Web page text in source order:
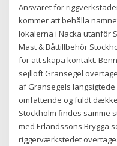
Ansvaret för
kommer att behålla
lokalerna i Nacka utanför
Mast & Båttillbehör
för att skapa kontakt.
sejlloft Gransegel
af Gransegels
omfattende og fuldt
Stockholm findes samme
med Erlandssons Brygga
riggerværkstedet